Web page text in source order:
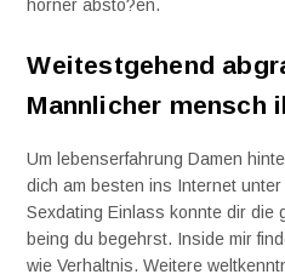
horner absto?en.
Weitestgehend
Mannlicher mensch
Um lebenserfahrung Damen
dich am besten ins Internet unter
Sexdating Einlass konnte dir die
being du begehrst. Inside mir
wie Verhaltnis. Weitere